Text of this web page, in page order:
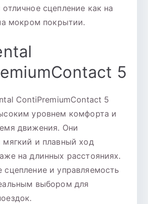
сцепление как на
мокром покрытии.
5
ContiPremiumContact 5
уровнем комфорта и
движения. Они
мягкий и плавный ход
на длинных расстояниях.
сцепление и управляемость
выбором для